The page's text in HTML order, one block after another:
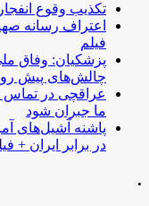
تکذیب وقوع
اعتراف رسانه
فیلم
پزشکیان: وفاق
چالش‌های پیش
عراقچی در تماس
ما جبران شود
پاشنه آشیل‌های
در برابر ایران +
.